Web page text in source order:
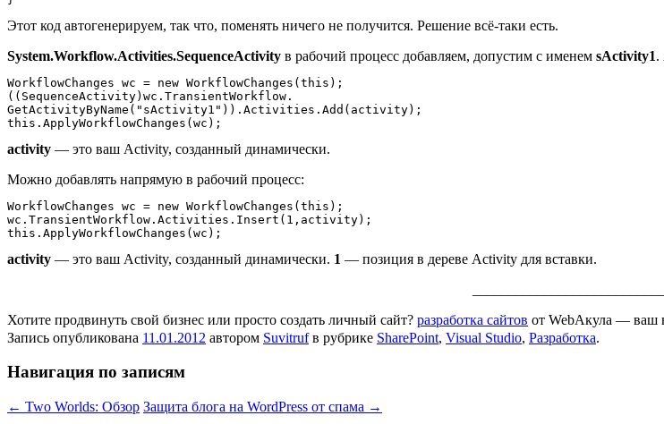
Этот код автогенерируем, так что, поменять ничего не получится. Решение всё-таки есть.
System.Workflow.Activities.SequenceActivity в рабочий процесс добавляем, допустим с именем sActivity1.
WorkflowChanges wc = new WorkflowChanges(this);
((SequenceActivity)wc.TransientWorkflow.
GetActivityByName("sActivity1")).Activities.Add(activity);
activity — это ваш Activity, созданный динамически.
Можно добавлять напрямую в рабочий процесс:
WorkflowChanges wc = new WorkflowChanges(this);
wc.TransientWorkflow.Activities.Insert(1,activity);
activity — это ваш Activity, созданный динамически. 1 — позиция в дереве Activity для вставки.
Хотите продвинуть свой бизнес или просто создать личный сайт? разработка сайтов от WebАкула — ваш
Запись опубликована 11.01.2012 автором Suvitrufв рубрике SharePoint, Visual Studio, Разработка.
Навигация по записям
← Two Worlds: Обзор Защита блога на WordPress от спама →